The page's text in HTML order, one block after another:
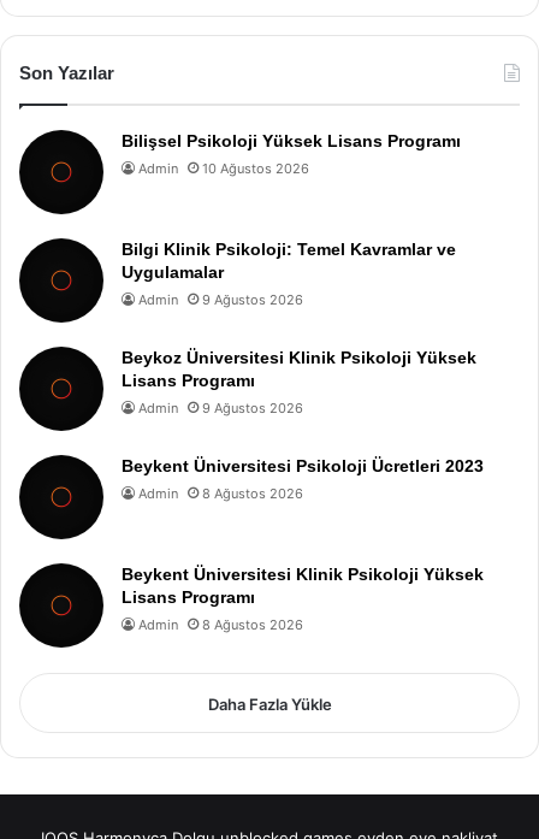
Son Yazılar
Bilişsel Psikoloji Yüksek Lisans Programı
Admin 10 Ağustos 2026
Bilgi Klinik Psikoloji: Temel Kavramlar ve
Uygulamalar
Admin 9 Ağustos 2026
Beykoz Üniversitesi Klinik Psikoloji Yüksek
Lisans Programı
Admin 9 Ağustos 2026
Beykent Üniversitesi Psikoloji Ücretleri 2023
Admin 8 Ağustos 2026
Beykent Üniversitesi Klinik Psikoloji Yüksek
Lisans Programı
Admin 8 Ağustos 2026
Daha Fazla Yükle